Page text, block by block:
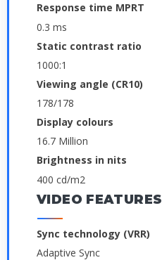
Response time MPRT
0.3 ms
Static contrast ratio
1000:1
Viewing angle (CR10)
178/178
Display colours
16.7 Million
Brightness in nits
400 cd/m2
VIDEO FEATURES
Sync technology (VRR)
Adaptive Sync